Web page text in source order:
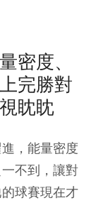
密度、
完勝對
眈眈
，能量密度
不到，讓對
球賽現在才